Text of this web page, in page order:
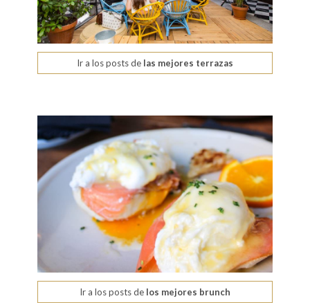
Ir a los posts de las mejores terrazas
Ir a los posts de los mejores brunch